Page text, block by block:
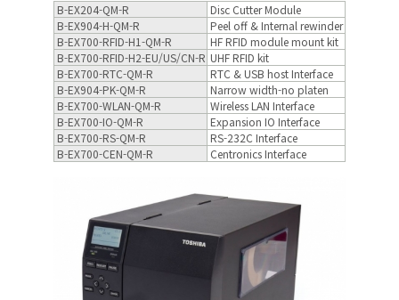
B-EX204-QM-R
Disc Cutter Module
B-EX904-H-QM-R
Peel off & Internal rewinder
B-EX700-RFID-H1-QM-R
HF RFID module mount kit
B-EX700-RFID-H2-EU/US/CN-R UHF RFID kit
B-EX700-RTC-QM-R
RTC & USB host Interface
B-EX904-PK-QM-R
Narrow width-no platen
B-EX700-WLAN-QM-R
Wireless LAN Interface
B-EX700-IO-QM-R
Expansion IO Interface
B-EX700-RS-QM-R
RS-232C Interface
B-EX700-CEN-QM-R
Centronics Interface